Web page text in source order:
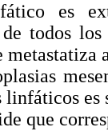
es
todos
metastatiza
linfáticos
que